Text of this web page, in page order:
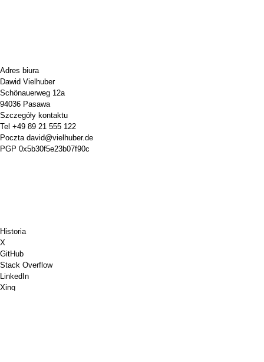
Adres biura
Dawid Vielhuber
Schönauerweg 12a
94036 Pasawa
Szczegóły kontaktu
Tel +49 89 21 555 122
Poczta david@vielhuber.de
PGP 0x5b30f5e23b07f90c
Historia
X
GitHub
Stack Overflow
LinkedIn
Xing